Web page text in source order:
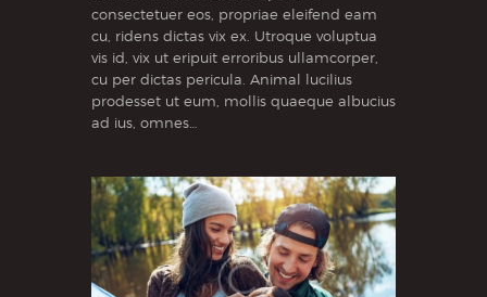
consectetuer eos, propriae eleifend eam
cu, ridens dictas vix ex. Utroque voluptua
vis id, vix ut eripuit erroribus ullamcorper,
cu per dictas pericula. Animal lucilius
prodesset ut eum, mollis quaeque albucius
ad ius, omnes…